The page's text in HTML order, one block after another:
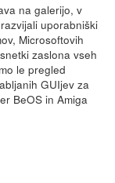
na galerijo, v
uporabniški
Microsoftovih
zaslona vseh
le pregled
GUIjev za
BeOS in Amiga